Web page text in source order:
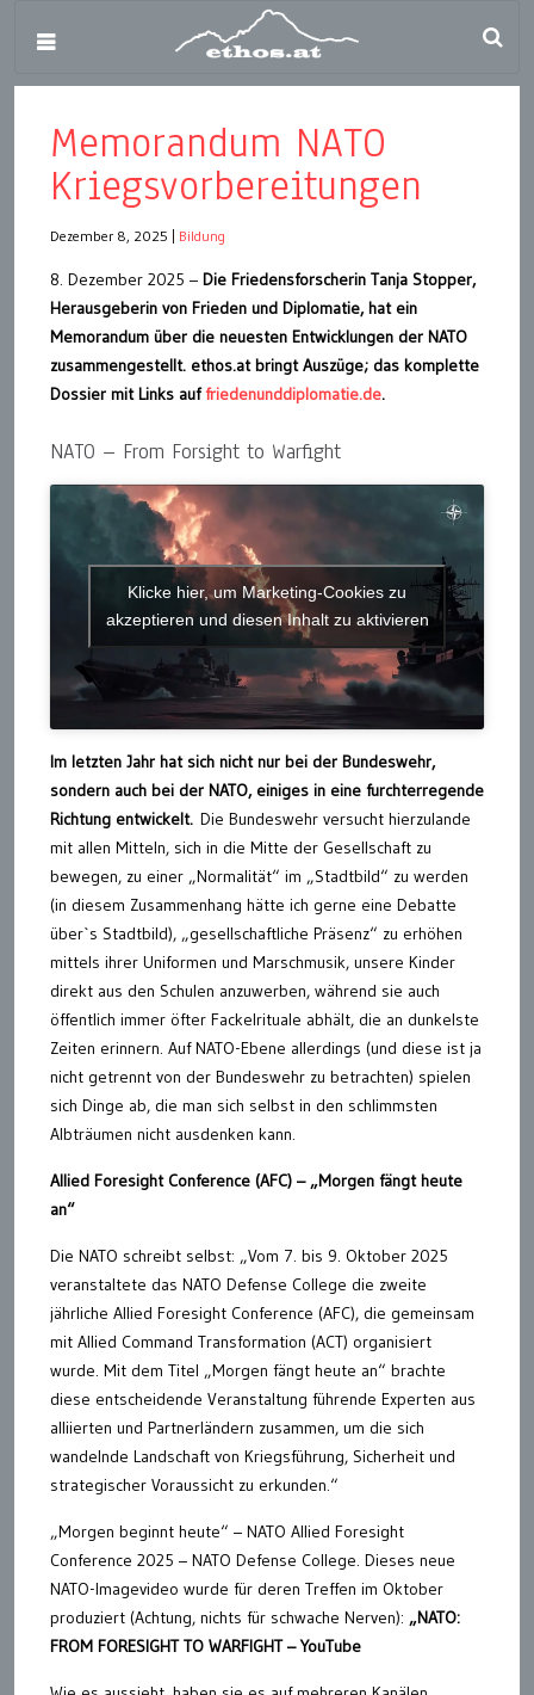
Memorandum NATO
Kriegsvorbereitungen
Dezember 8, 2025 Bildung
8. Dezember 2025 – Die Friedensforscherin Tanja Stopper,
Herausgeberin von Frieden und Diplomatie, hat ein
Memorandum über die neuesten Entwicklungen der NATO
zusammengestellt. ethos.at bringt Auszüge; das komplette
Dossier mit Links auffriedenunddiplomatie.de.
NATO – From Forsight to Warfight
Klicke hier, um Marketing-Cookies zu
akzeptieren und diesen Inhalt zu aktivieren
Im letzten Jahr hat sich nicht nur bei der Bundeswehr,
sondern auch bei der NATO, einiges in eine furchterregende
Richtung entwickelt. Die Bundeswehr versucht hierzulande
mit allen Mitteln, sich in die Mitte der Gesellschaft zu
bewegen, zu einer „Normalität“ im „Stadtbild“ zu werden
(in diesem Zusammenhang hätte ich gerne eine Debatte
über`s Stadtbild), „gesellschaftliche Präsenz“ zu erhöhen
mittels ihrer Uniformen und Marschmusik, unsere Kinder
direkt aus den Schulen anzuwerben, während sie auch
öffentlich immer öfter Fackelrituale abhält, die an dunkelste
Zeiten erinnern. Auf NATO-Ebene allerdings (und diese ist ja
nicht getrennt von der Bundeswehr zu betrachten) spielen
sich Dinge ab, die man sich selbst in den schlimmsten
Albträumen nicht ausdenken kann.
Allied Foresight Conference (AFC) – „Morgen fängt heute
an“
Die NATO schreibt selbst: „Vom 7. bis 9. Oktober 2025
veranstaltete das NATO Defense College die zweite
jährliche Allied Foresight Conference (AFC), die gemeinsam
mit Allied Command Transformation (ACT) organisiert
wurde. Mit dem Titel „Morgen fängt heute an“ brachte
diese entscheidende Veranstaltung führende Experten aus
alliierten und Partnerländern zusammen, um die sich
wandelnde Landschaft von Kriegsführung, Sicherheit und
strategischer Voraussicht zu erkunden.“
„Morgen beginnt heute“ – NATO Allied Foresight
Conference 2025 – NATO Defense College. Dieses neue
NATO-Imagevideo wurde für deren Treffen im Oktober
produziert (Achtung, nichts für schwache Nerven): „NATO:
FROM FORESIGHT TO WARFIGHT – YouTube